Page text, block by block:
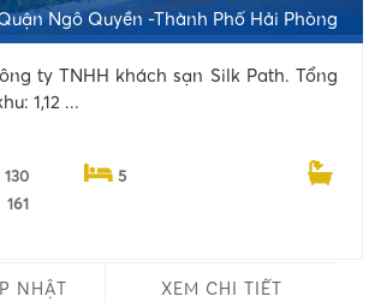
Ngô Quyền -Thành Phố Hải Phòng
ty TNHH khách sạn Silk Path. Tổng
1,12 ...
5
NHẬT XEM CHI TIẾT